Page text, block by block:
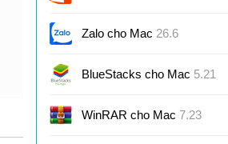
Mac
Zalo cho Mac 26.6
BlueStacks cho Mac 5.21
WinRAR cho Mac 7.23